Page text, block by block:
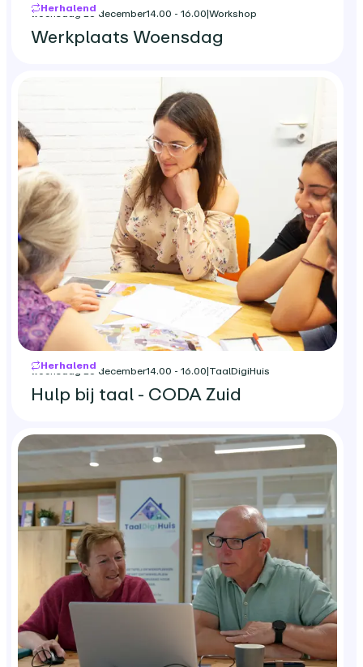
Herhalend
woensdag 23 december14.00 - 16.00|Workshop
Werkplaats Woensdag
Herhalend
woensdag 23 december14.00 - 16.00|TaalDigiHuis
Hulp bij taal - CODA Zuid